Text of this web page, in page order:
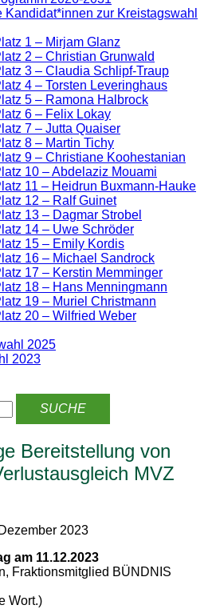
Kandidat*innen zur Kreistagswahl
1 – Mirjam Glanz
2 – Christian Grunwald
3 – Claudia Schlipf-Traup
4 – Torsten Leveringhaus
5 – Ramona Halbrock
6 – Felix Lokay
7 – Jutta Quaiser
8 – Martin Tichy
9 – Christiane Koohestanian
10 – Abdelaziz Mouami
11 – Heidrun Buxmann-Hauke
12 – Ralf Guinet
13 – Dagmar Strobel
14 – Uwe Schröder
15 – Emily Kordis
16 – Michael Sandrock
17 – Kerstin Memminger
18 – Hans Menningmann
19 – Muriel Christmann
20 – Wilfried Weber
2025
2023
Bereitstellung von
MVZ
2023
am 11.12.2023
Fraktionsmitglied BÜNDNIS
Wort.)